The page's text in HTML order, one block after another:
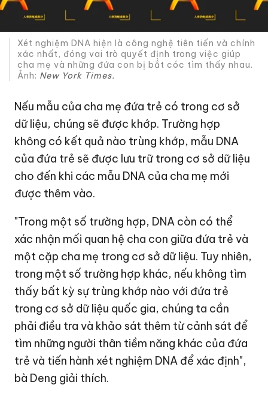
Xét nghiệm DNA hiện là công nghệ tiên tiến và chính
xác nhất, đóng vai trò quyết định trong việc giúp
cha mẹ và những đứa con bị bắt cóc tìm thấy nhau.
Ảnh: New York Times.
Nếu mẫu của cha mẹ đứa trẻ có trong cơ sở
dữ liệu, chúng sẽ được khớp. Trường hợp
không có kết quả nào trùng khớp, mẫu DNA
của đứa trẻ sẽ được lưu trữ trong cơ sở dữ liệu
cho đến khi các mẫu DNA của cha mẹ mới
được thêm vào.
"Trong một số trường hợp, DNA còn có thể
xác nhận mối quan hệ cha con giữa đứa trẻ và
một cặp cha mẹ trong cơ sở dữ liệu. Tuy nhiên,
trong một số trường hợp khác, nếu không tìm
thấy bất kỳ sự trùng khớp nào với đứa trẻ
trong cơ sở dữ liệu quốc gia, chúng ta cần
phải điều tra và khảo sát thêm từ cảnh sát để
tìm những người thân tiềm năng khác của đứa
trẻ và tiến hành xét nghiệm DNA để xác định",
bà Deng giải thích.